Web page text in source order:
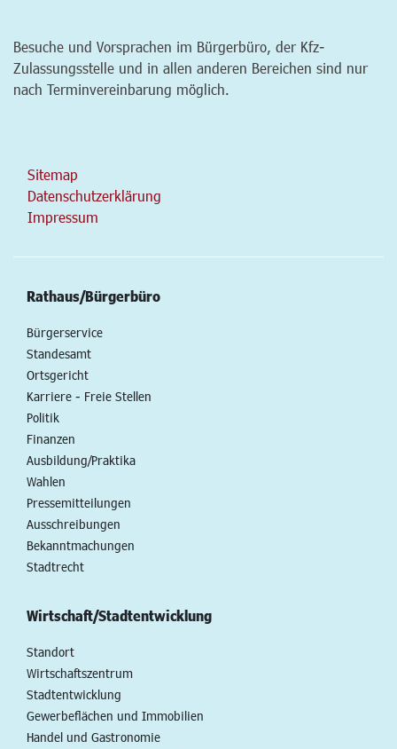
Besuche und Vorsprachen im Bürgerbüro, der Kfz-
Zulassungsstelle und in allen anderen Bereichen sind nur
nach Terminvereinbarung möglich.
Sitemap
Datenschutzerklärung
Impressum
Rathaus/Bürgerbüro
Bürgerservice
Standesamt
Ortsgericht
Karriere - Freie Stellen
Politik
Finanzen
Ausbildung/Praktika
Wahlen
Pressemitteilungen
Ausschreibungen
Bekanntmachungen
Stadtrecht
Wirtschaft/Stadtentwicklung
Standort
Wirtschaftszentrum
Stadtentwicklung
Gewerbeflächen und Immobilien
Handel und Gastronomie